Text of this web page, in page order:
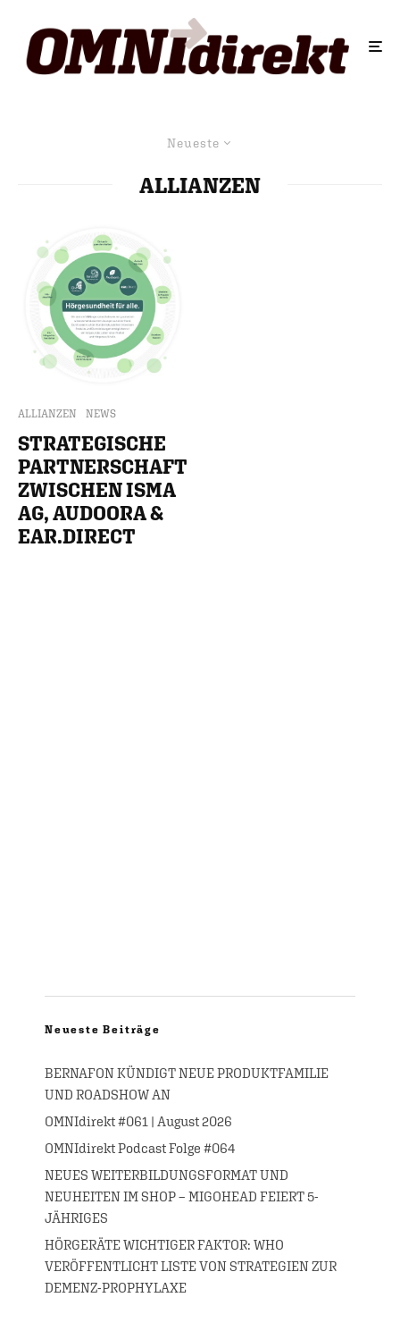
Neueste
ALLIANZEN
ALLIANZEN NEWS
STRATEGISCHE
PARTNERSCHAFT
ZWISCHEN ISMA
AG, AUDOORA &
EAR.DIRECT
Neueste Beiträge
BERNAFON KÜNDIGT NEUE PRODUKTFAMILIE
UND ROADSHOW AN
OMNIdirekt #061 | August 2026
OMNIdirekt Podcast Folge #064
NEUES WEITERBILDUNGSFORMAT UND
NEUHEITEN IM SHOP – MIGOHEAD FEIERT 5-
JÄHRIGES
HÖRGERÄTE WICHTIGER FAKTOR: WHO
VERÖFFENTLICHT LISTE VON STRATEGIEN ZUR
DEMENZ-PROPHYLAXE